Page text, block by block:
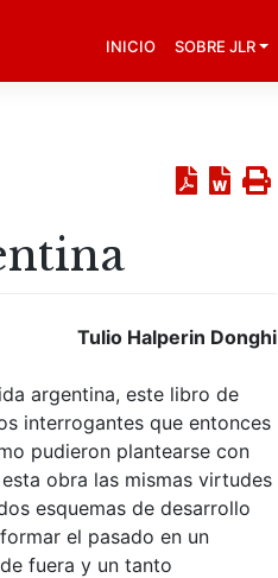
INICIO SOBRE JLR
Tulio Halperin Donghi
argentina, este libro de
interrogantes que entonces
pudieron plantearse con
obra las mismas virtudes
esquemas de desarrollo
el pasado en un
fuera y un tanto